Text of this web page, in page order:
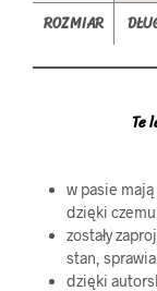
ROZMIAR
Te
w pasie
dzięki
zostały
stan,
dzięki